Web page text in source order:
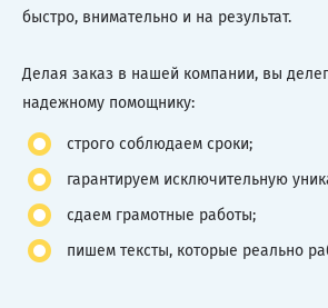
быстро, внимательно и на результат.
Делая заказ в нашей компании, вы
надежному помощнику:
строго соблюдаем сроки;
гарантируем исключительную
сдаем грамотные работы;
пишем тексты, которые реально